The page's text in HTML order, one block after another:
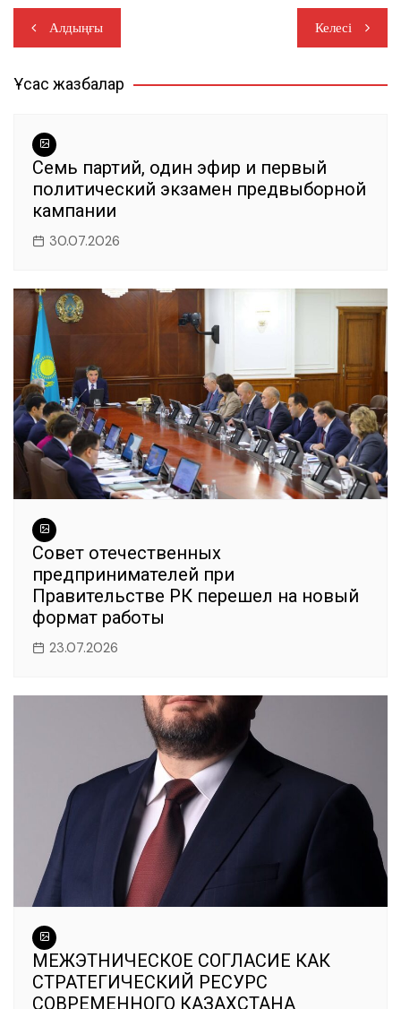
c
e
b
o
k
at
s
A
e
gr
a
m
r ть
Навигация
по
записям
Алдыңғы Келесі
Ұқсас жазбалар
Семь партий, один эфир и первый
политический экзамен предвыборной
кампании
30.07.2026
Совет отечественных
предпринимателей при
Правительстве РК перешел на новый
формат работы
23.07.2026
МЕЖЭТНИЧЕСКОЕ СОГЛАСИЕ КАК
СТРАТЕГИЧЕСКИЙ РЕСУРС
СОВРЕМЕННОГО КАЗАХСТАНА